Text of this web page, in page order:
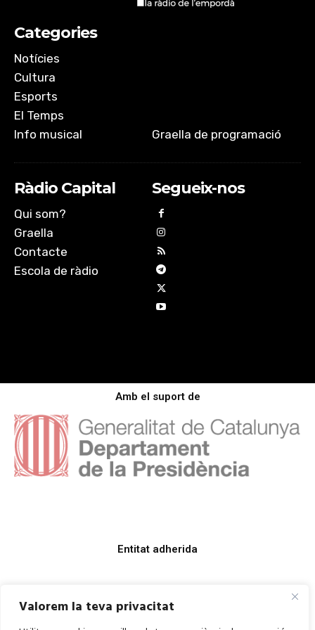
Valorem la teva privacitat
EMBED
Categories
Notícies
Cultura
Esports
El Temps
Info musical
Graella de programació
Ràdio Capital
Qui som?
Graella
Contacte
Escola de ràdio
Segueix-nos
Amb el suport de
Entitat adherida